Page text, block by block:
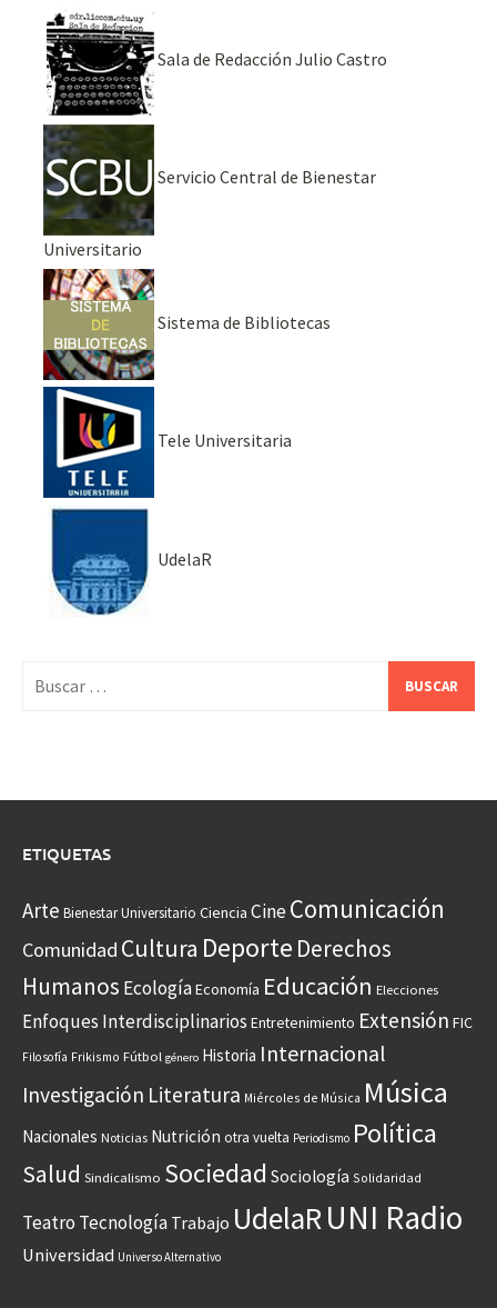
Sala de Redacción Julio Castro
Servicio Central de Bienestar
Universitario
Sistema de Bibliotecas
Tele Universitaria
UdelaR
ETIQUETAS
Arte Bienestar Universitario Ciencia CineComunicación
Comunidad Cultura Deporte Derechos
Humanos EcologíaEconomía Educación Elecciones
Enfoques Interdisciplinarios Entretenimiento Extensión FIC
Filosofía Frikismo Fútbol género Historia Internacional
Investigación Literatura Miércoles de Música Música
Nacionales Noticias Nutrición otra vuelta Periodismo Política
Salud Sindicalismo Sociedad Sociología Solidaridad
Teatro Tecnología Trabajo UdelaR UNI Radio
Universidad Universo Alternativo